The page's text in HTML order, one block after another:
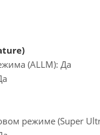
(ALLM): Да
режиме (Super